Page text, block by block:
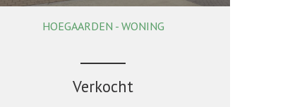
132 m² 3 1
HOEGAARDEN - WONING
Verkocht